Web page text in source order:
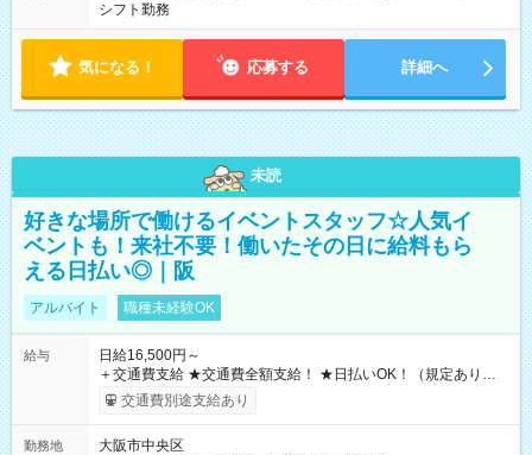
シフト勤務
気になる！ 応募する 詳細へ
未読
好きな場所で働けるイベントスタッフ☆人気イ
ベントも！来社不要！働いたその日に給料もら
える日払い◎｜阪
アルバイト 職種未経験OK
給与
日給16,500円～
＋交通費支給 ★交通費全額支給！ ★日払いOK！（規定あり） ┗
働いたその日に現金GET♪ お仕事後はコンビニATMから 日払
交通費別途支給あり
勤務地
大阪市中央区